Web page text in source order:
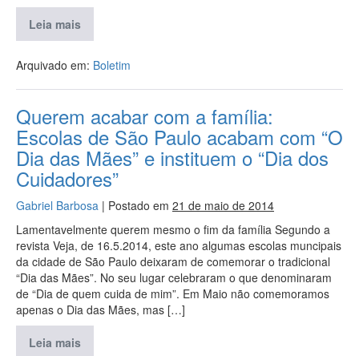
Leia mais
Arquivado em: Boletim
Querem acabar com a família:
Escolas de São Paulo acabam com “O
Dia das Mães” e instituem o “Dia dos
Cuidadores”
Gabriel Barbosa | Postado em 21 de maio de 2014
Lamentavelmente querem mesmo o fim da família Segundo a
revista Veja, de 16.5.2014, este ano algumas escolas muncipais
da cidade de São Paulo deixaram de comemorar o tradicional
“Dia das Mães”. No seu lugar celebraram o que denominaram
de “Dia de quem cuida de mim”. Em Maio não comemoramos
apenas o Dia das Mães, mas […]
Leia mais